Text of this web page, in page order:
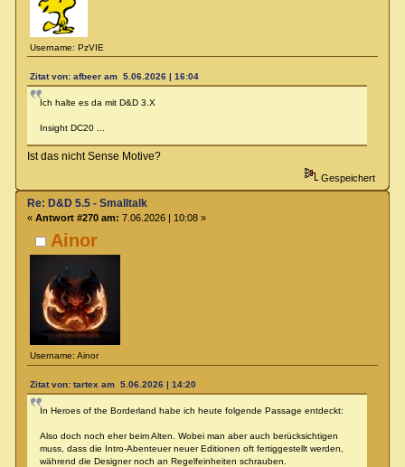
Username: PzVIE
Zitat von: afbeer am 5.06.2026 | 16:04
Ich halte es da mit D&D 3.X
Insight DC20 ...
Ist das nicht Sense Motive?
Gespeichert
Ainor
Username: Ainor
Re: D&D 5.5 - Smalltalk
« Antwort #270 am: 7.06.2026 | 10:08 »
Zitat von: tartex am 5.06.2026 | 14:20
In Heroes of the Borderland habe ich heute folgende Passage entdeckt:
Also doch noch eher beim Alten. Wobei man aber auch berücksichtigen
muss, dass die Intro-Abenteuer neuer Editionen oft fertiggestellt werden,
während die Designer noch an Regelfeinheiten schrauben.